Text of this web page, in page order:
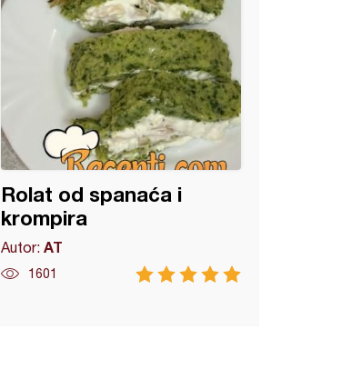
Rolat od spanaća i
krompira
Autor:AT
1601